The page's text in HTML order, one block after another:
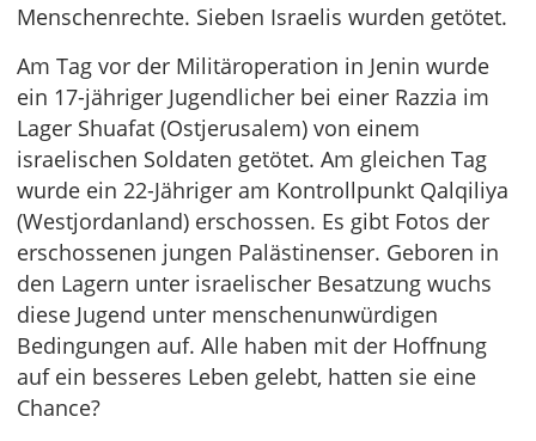
Menschenrechte. Sieben Israelis wurden getötet.
Am Tag vor der Militäroperation in Jenin wurde
ein 17-jähriger Jugendlicher bei einer Razzia im
Lager Shuafat (Ostjerusalem) von einem
israelischen Soldaten getötet. Am gleichen Tag
wurde ein 22-Jähriger am Kontrollpunkt Qalqiliya
(Westjordanland) erschossen. Es gibt Fotos der
erschossenen jungen Palästinenser. Geboren in
den Lagern unter israelischer Besatzung wuchs
diese Jugend unter menschenunwürdigen
Bedingungen auf. Alle haben mit der Hoffnung
auf ein besseres Leben gelebt, hatten sie eine
Chance?